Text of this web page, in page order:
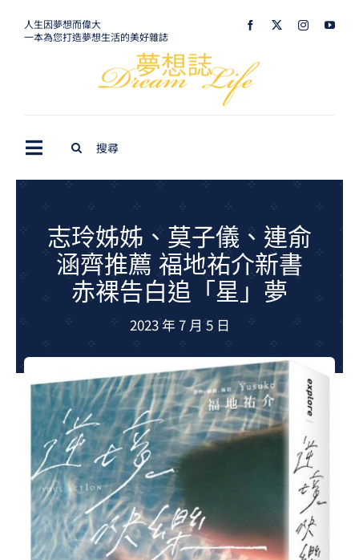
人生因夢想而偉大
一本為您打造夢想生活的美好雜誌
Toggle
Navigation
生活美學
室內設計
夢想TV
GCU大賽
夢想購物
志玲姊姊、莫子儀、連俞
涵齊推薦 福地祐介新書
赤裸告白追「星」夢
2023 年 7 月 5 日